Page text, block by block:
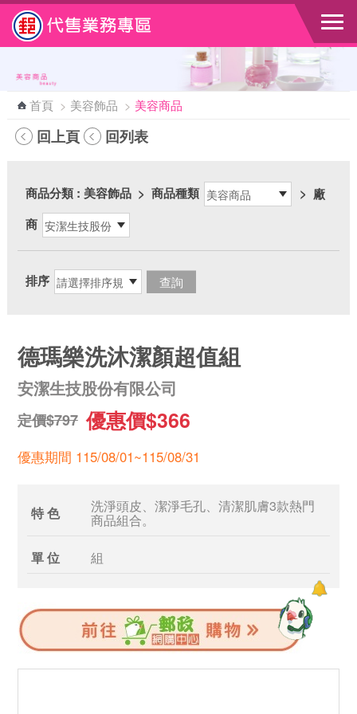
跳到主要內容區塊
首頁 > 美容飾品 > 美容商品
回上頁 回列表
商品分類: 美容飾品 > 商品種類 > 廠
商
排序
德瑪樂洗沐潔顏超值組
安潔生技股份有限公司
定價$797 優惠價$366
優惠期間 115/08/01~115/08/31
特 色 洗淨頭皮、潔淨毛孔、清潔肌膚3款熱門
商品組合。
單 位 組